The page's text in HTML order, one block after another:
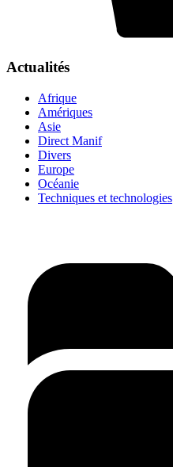
Actualités
Afrique
Amériques
Asie
Direct Manif
Divers
Europe
Océanie
Techniques et technologies